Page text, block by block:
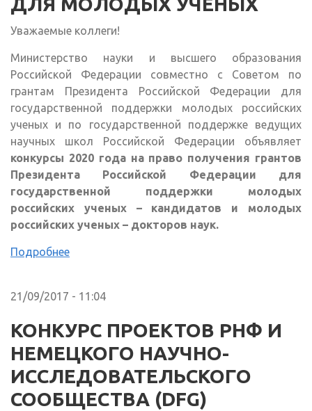
Уважаемые коллеги!
Министерство науки и высшего образования
Российской Федерации совместно с Советом по
грантам Президента Российской Федерации для
государственной поддержки молодых российских
ученых и по государственной поддержке ведущих
научных школ Российской Федерации объявляет
конкурсы 2020 года на право получения грантов
Президента Российской Федерации для
государственной поддержки молодых
российских ученых – кандидатов и молодых
российских ученых – докторов наук.
Подробнее
21/09/2017 - 11:04
КОНКУРС ПРОЕКТОВ РНФ И
НЕМЕЦКОГО НАУЧНО-
ИССЛЕДОВАТЕЛЬСКОГО
СООБЩЕСТВА (DFG)